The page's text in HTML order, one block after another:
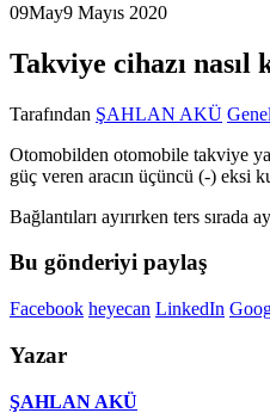
09May9 Mayıs 2020
Takviye cihazı nasıl
Tarafından ŞAHLAN AKÜ Genel
Otomobilden otomobile takviye
güç veren aracın üçüncü (-) eksi
Bağlantıları ayırırken ters sırada
Bu gönderiyi paylaş
Facebook heyecan LinkedIn
Yazar
ŞAHLAN AKÜ